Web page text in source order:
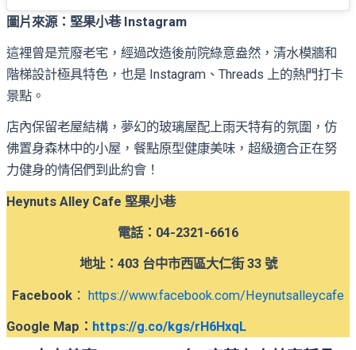
圖片來源：堅果小巷 Instagram
這裡曾是荒廢老宅，經過改造後前院綠意盎然，清水模牆和
階梯設計極具特色，也是 Instagram、Threads 上的熱門打卡
景點。
店內保留老屋結構，夢幻的玻璃屋配上雨天特有的氛圍，仿
佛置身森林中的小屋，餐點原型健康美味，超級適合正在努
力健身的情侶們到此約會！
Heynuts Alley Cafe 堅果小巷
電話：04-2321-6616
地址：403 台中市西區大仁街 33 號
Facebook ： https://www.facebook.com/Heynutsalleycafe
Google Map ： https://g.co/kgs/rH6HxqL